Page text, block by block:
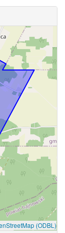
(ODBL)